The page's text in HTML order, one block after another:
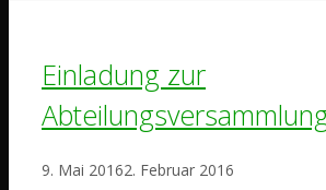
Einladung zur
9. Mai 20162. Februar 2016